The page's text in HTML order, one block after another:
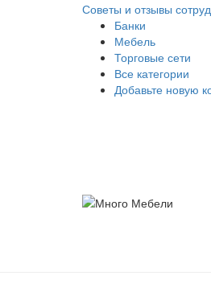
Советы и отзывы
Банки
Мебель
Торговые сети
Все категории
Добавьте новую